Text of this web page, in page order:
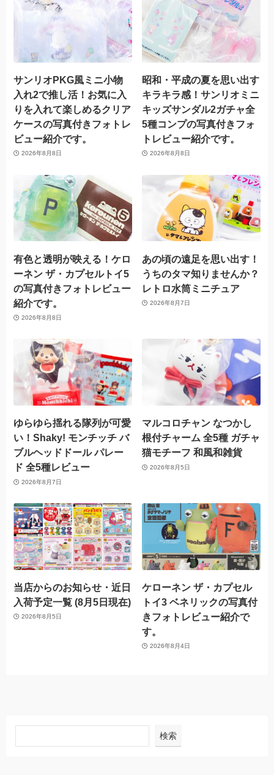
サンリオPKG風ミニ小物
入れ2で推し活！お気に入
りを入れて楽しめるクリア
ケースの写真付きフォトレ
ビュー紹介です。
2026年8月8日
昭和・平成の夏を思い出す
キラキラ感！サンリオミニ
キッズサンダル2ガチャ全
5種コンプの写真付きフォ
トレビュー紹介です。
2026年8月8日
有色と透明が映える！ケロ
ーネン ザ・カプセルトイ5
の写真付きフォトレビュー
紹介です。
2026年8月8日
あの頃の遠足を思い出す！
うちのタマ知りませんか？
レトロ水筒ミニチュア
2026年8月7日
ゆらゆら揺れる隊列が可愛
い！Shaky! モンチッチ バ
ブルヘッドドール パレー
ド 全5種レビュー
2026年8月7日
マルコロチャン なつかし
根付チャーム 全5種 ガチャ
猫モチーフ 和風和雑貨
2026年8月5日
当店からのお知らせ・近日
入荷予定一覧 (8月5日現在)
2026年8月5日
ケローネン ザ・カプセル
トイ3 ベネリックの写真付
きフォトレビュー紹介で
す。
2026年8月4日
検索